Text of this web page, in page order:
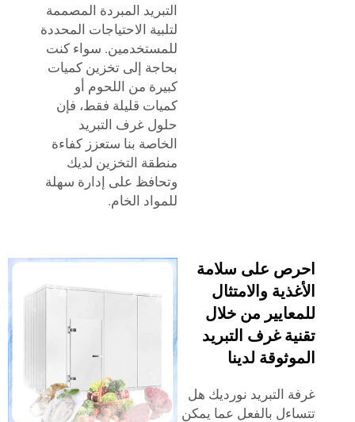
التبريد المبردة المصممة
لتلبية الاحتياجات المحددة
للمستخدمين. سواء كنت
بحاجة إلى تخزين كميات
كبيرة من اللحوم أو
كميات قليلة فقط، فإن
حلول غرف التبريد
الخاصة بنا ستعزز كفاءة
منطقة التخزين لديك
وتحافظ على إدارة سهلة
للمواد الخام.
على سلامة
والامتثال
من خلال
غرف التبريد
لدينا
التبريد نورديك هل
بالفعل عما يمكن